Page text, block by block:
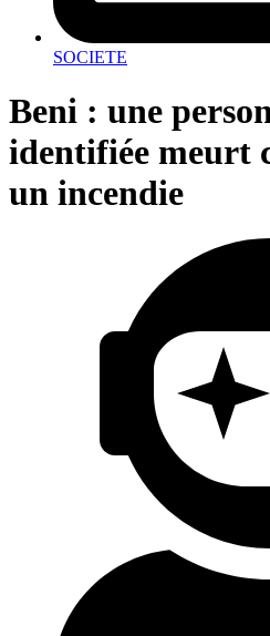
SOCIETE
Beni : une
identifiée meurt
un incendie